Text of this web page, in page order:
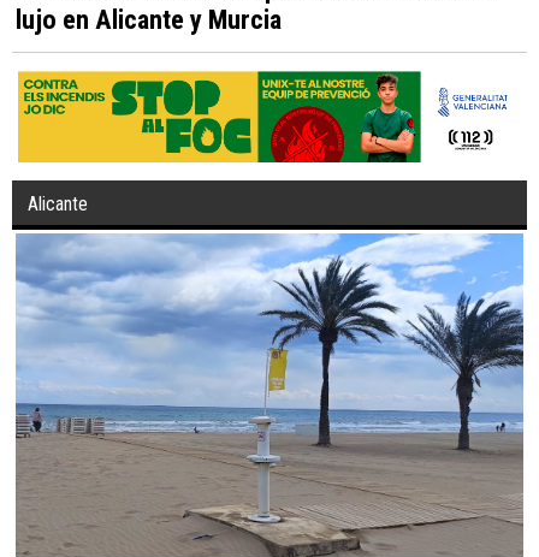
lujo en Alicante y Murcia
Alicante